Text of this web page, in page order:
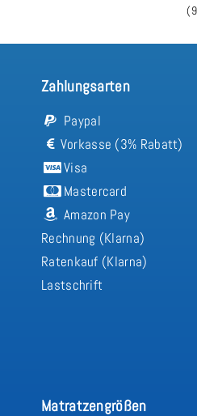
Zahlungsarten
Paypal
Vorkasse (3% Rabatt)
Visa
Mastercard
Amazon Pay
Rechnung (Klarna)
Ratenkauf (Klarna)
Lastschrift
Matratzengrößen